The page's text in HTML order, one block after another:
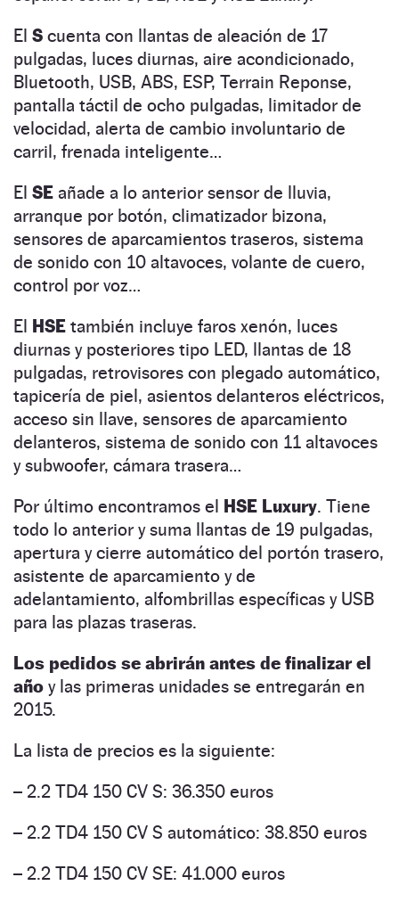
El S cuenta con llantas de aleación de 17
pulgadas, luces diurnas, aire acondicionado,
Bluetooth, USB, ABS, ESP, Terrain Reponse,
pantalla táctil de ocho pulgadas, limitador de
velocidad, alerta de cambio involuntario de
carril, frenada inteligente…
El SE añade a lo anterior sensor de lluvia,
arranque por botón, climatizador bizona,
sensores de aparcamientos traseros, sistema
de sonido con 10 altavoces, volante de cuero,
control por voz…
El HSE también incluye faros xenón, luces
diurnas y posteriores tipo LED, llantas de 18
pulgadas, retrovisores con plegado automático,
tapicería de piel, asientos delanteros eléctricos,
acceso sin llave, sensores de aparcamiento
delanteros, sistema de sonido con 11 altavoces
y subwoofer, cámara trasera…
Por último encontramos el HSE Luxury. Tiene
todo lo anterior y suma llantas de 19 pulgadas,
apertura y cierre automático del portón trasero,
asistente de aparcamiento y de
adelantamiento, alfombrillas específicas y USB
para las plazas traseras.
Los pedidos se abrirán antes de finalizar el
año y las primeras unidades se entregarán en
2015.
La lista de precios es la siguiente:
– 2.2 TD4 150 CV S: 36.350 euros
– 2.2 TD4 150 CV S automático: 38.850 euros
– 2.2 TD4 150 CV SE: 41.000 euros